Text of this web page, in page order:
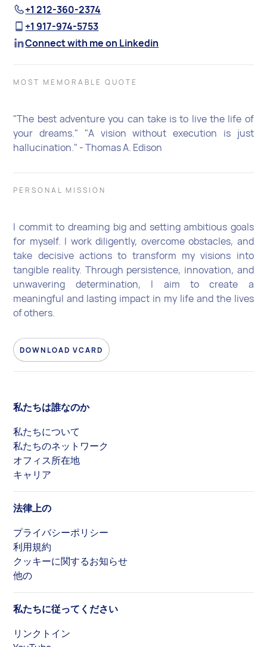
+1 212-360-2374
+1 917-974-5753
Connect with me on Linkedin
MOST MEMORABLE QUOTE
"The best adventure you can take is to live the life of
your dreams." "A vision without execution is just
hallucination." - Thomas A. Edison
PERSONAL MISSION
I commit to dreaming big and setting ambitious goals
for myself. I work diligently, overcome obstacles, and
take decisive actions to transform my visions into
tangible reality. Through persistence, innovation, and
unwavering determination, I aim to create a
meaningful and lasting impact in my life and the lives
of others.
DOWNLOAD VCARD
私たちは誰なのか
私たちについて
私たちのネットワーク
オフィス所在地
キャリア
法律上の
プライバシーポリシー
利用規約
クッキーに関するお知らせ
他の
私たちに従ってください
リンクトイン